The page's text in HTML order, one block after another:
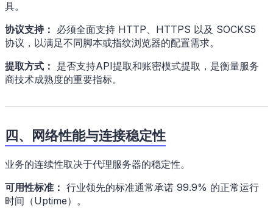
具。
协议支持： 必须全面支持 HTTP、HTTPS 以及 SOCKS5
协议，以满足不同脚本或指纹浏览器的配置需求。
提取方式： 是否支持API提取和账密模式提取，是衡量服务
商技术成熟度的重要指标。
四、网络性能与连接稳定性
业务的连续性取决于代理服务器的稳定性。
可用性标准： 行业领先的标准通常承诺 99.9% 的正常运行
时间（Uptime）。